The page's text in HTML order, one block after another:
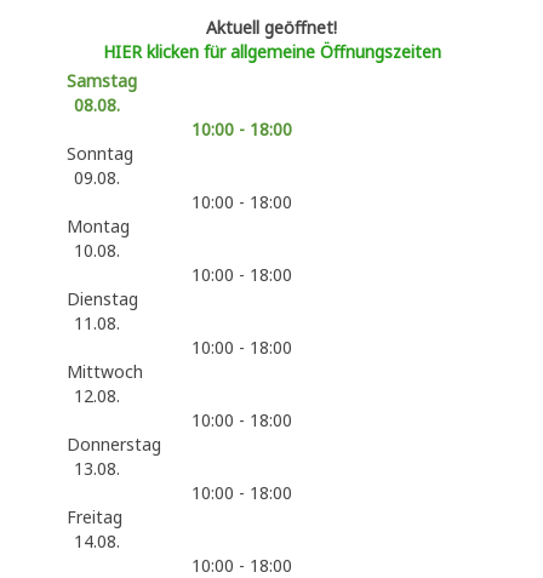
Aktuell geöffnet!
HIER klicken für allgemeine Öffnungszeiten
Samstag
08.08.
10:00 - 18:00
Sonntag
09.08.
10:00 - 18:00
Montag
10.08.
10:00 - 18:00
Dienstag
11.08.
10:00 - 18:00
Mittwoch
12.08.
10:00 - 18:00
Donnerstag
13.08.
10:00 - 18:00
Freitag
14.08.
10:00 - 18:00